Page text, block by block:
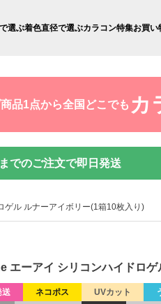
選ぶ着色直径で選ぶカラコン特集お買い
品1点から全国どこでも カ
でのご注文で即日発送
ル ルナーアイボリー(1箱10枚入り)
エーアイ シリコンハイドロ
送 ネコポス UVカット